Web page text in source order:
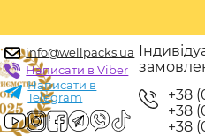
info@wellpacks.ua
Написати в Viber
Написати в
Telegram
+38
+38
+38